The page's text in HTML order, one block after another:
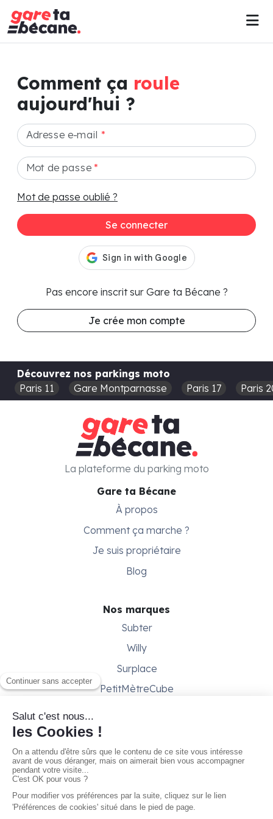
Comment ça roule
aujourd'hui ?
Adresse e-mail *
Mot de passe*
Mot de passe oublié ?
Se connecter
Pas encore inscrit sur Gare ta Bécane ?
Je crée mon compte
Découvrez nos parkings moto
Paris 11
Gare Montparnasse Paris 17 Paris
Gare ta Bécane
À propos
Comment ça marche ?
Je suis propriétaire
Blog
Nos marques
Subter
Willy
Surplace
PetitMètreCube
Besoin d'aide ?
Conditions générales
Gestion des cookies
La plateforme du parking moto